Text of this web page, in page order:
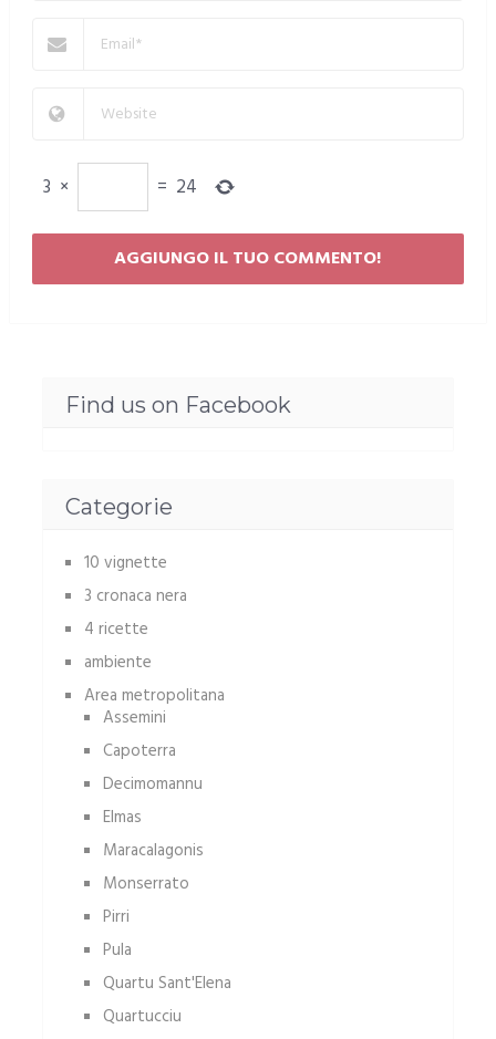
3 × = 24
Find us on Facebook
Categorie
10 vignette
3 cronaca nera
4 ricette
ambiente
Area metropolitana
Assemini
Capoterra
Decimomannu
Elmas
Maracalagonis
Monserrato
Pirri
Pula
Quartu Sant'Elena
Quartucciu